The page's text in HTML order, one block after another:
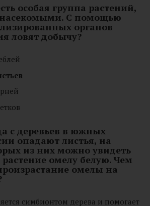
особая группа растений,
С помощью
органов
ловят добычу?
с деревьев в южных
опадают листья, на
из них можно увидеть
растение омелу белую. Чем
омелы на
симбионтом дерева и помогает